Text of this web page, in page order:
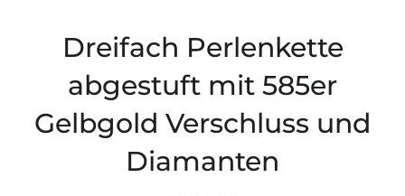
Dreifach Perlenkette
abgestuft mit 585er
Gelbgold Verschluss und
Diamanten